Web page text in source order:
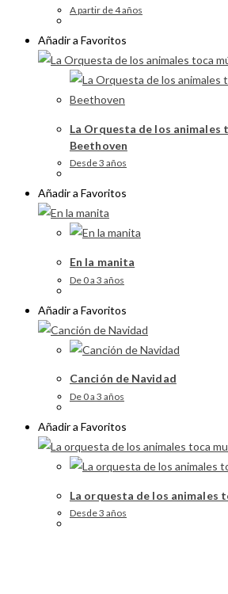
A partir de 4 años
Añadir a Favoritos
La Orquesta de los animales
Beethoven
Desde 3 años
Añadir a Favoritos
En la manita
De 0 a 3 años
Añadir a Favoritos
Canción de Navidad
De 0 a 3 años
Añadir a Favoritos
La orquesta de los animales
Desde 3 años